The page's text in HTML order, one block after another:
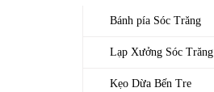
Bánh pía Sóc Trăng
Lạp Xưởng Sóc Trăng
Kẹo Dừa Bến Tre